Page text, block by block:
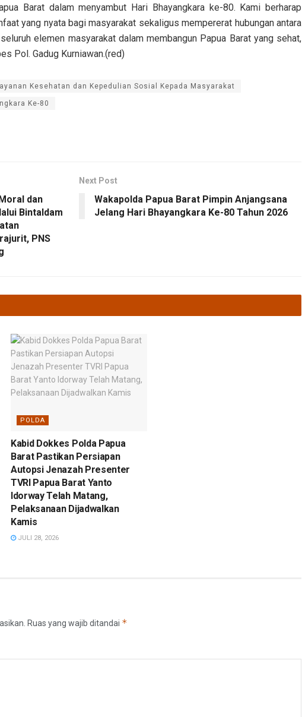
Barat dalam menyambut Hari Bhayangkara ke-80. Kami berharap
yang nyata bagi masyarakat sekaligus mempererat hubungan antara
elemen masyarakat dalam membangun Papua Barat yang sehat,
Pol. Gadug Kurniawan.(red)
Kesehatan dan Kepedulian Sosial Kepada Masyarakat
Ke-80
dan
Bintaldam
PNS
Next Post
Wakapolda Papua Barat Pimpin Anjangsana
Jelang Hari Bhayangkara Ke-80 Tahun 2026
POLDA
Kabid Dokkes Polda Papua
Barat Pastikan Persiapan
Autopsi Jenazah Presenter
TVRI Papua Barat Yanto
Idorway Telah Matang,
Pelaksanaan Dijadwalkan
Kamis
JULI 28, 2026
Ruas yang wajib ditandai *